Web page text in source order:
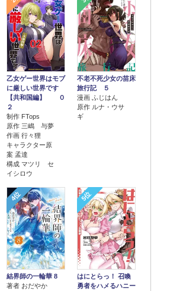
乙女ゲー世界はモブ
に厳しい世界です
【共和国編】 ０
２
制作 FTops
原作 三嶋 与夢
作画 行々狸
キャラクター原
案 孟達
構成 マツリ セ
イシロウ
不老不死少女の苗床
旅行記 ５
漫画 ふじはん
原作 ルナ・ウサ
ギ
4位
結界師の一輪華 8
著者 おだやか
5位
はにとらっ！ 召喚
勇者をハメるハニー